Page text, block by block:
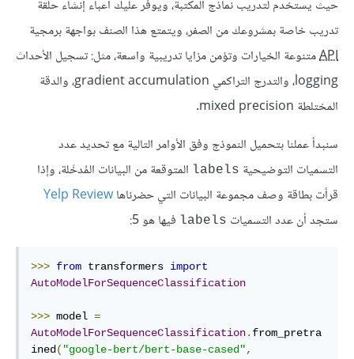
حيث يستخدم لتدريب نماذج المكتبة، ويوفر عليك أعباء إنشاء حلقة
تدريب خاصة بمشروعك من الصفر، ويتمتع هذا الصنف بواجهة برمجية
APIمتنوعة الخيارات وتؤمن مزايا تدريبية واسعة، مثل: تسجيل الأحداث
logging، والتدرج التراكمي gradient accumulation، والدقة
المختلطة mixed precision.
سنبدأ عملنا بتحميل النموذج وفق الأوامر التالية مع تحديد عدد
التسميات التوضيحية labels المتوقعة من البيانات المُدخَلة، وإذا
قرأت بطاقة وصف مجموعة البيانات التي حضرناهاYelp Review
ستجد أن عدد التسميات labels فيها هو 5:
>>> from transformers import
AutoModelForSequenceClassification
>>> model =
AutoModelForSequenceClassification. from_pretra
ined( "google-bert/bert-base-cased",